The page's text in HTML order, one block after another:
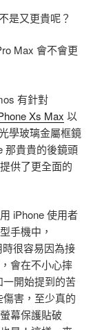
是又更貴呢？
Max 會不會更
有針對
Xs Max 以
學玻璃金屬框鏡
那貴貴的後鏡頭
供了更全面的
iPhone 使用者
手機中，
很容易因為接
會在不小心摔
開始提到的苦
害，至少真的
幕保護貼破